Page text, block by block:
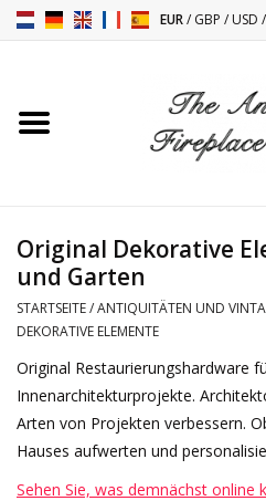
EUR/GBP /USD /
Startseite
Decor Zubehör
Öfen
Tische
Antiquitäten Und Vintage
Original Dekorative
und Garten
STARTSEITE/ANTIQUITÄTEN UND
DEKORATIVE ELEMENTE
Original Restaurierungshardware
Innenarchitekturprojekte.
Arten von Projekten verbessern.
Hauses aufwerten und
Sehen Sie, was demnächst online